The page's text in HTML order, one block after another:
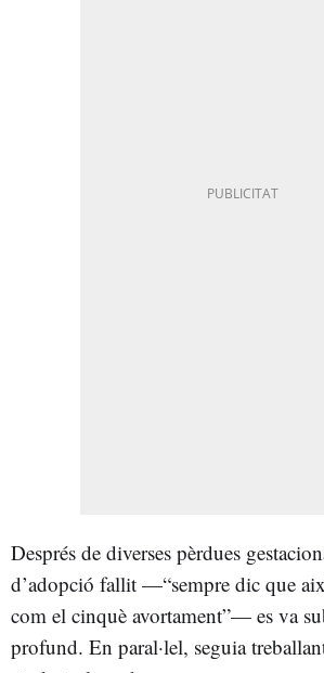
Després de diverses pèrdues
d’adopció fallit —“sempre dic que
com el cinquè avortament”— es va
profund. En paral·lel, seguia